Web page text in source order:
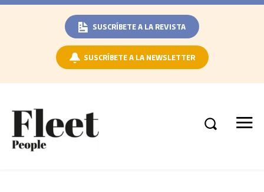
SUSCRÍBETE A LA REVISTA
SUSCRÍBETE A LA NEWSLETTER